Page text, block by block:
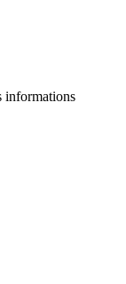
informations